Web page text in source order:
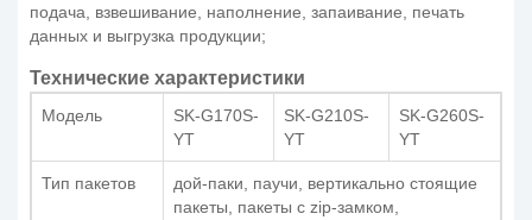
подача, взвешивание, наполнение, запаивание, печать
данных и выгрузка продукции;
Технические характеристики
Модель
SK-G170S-
YT
SK-G210S-
YT
SK-G260S-
YT
Тип пакетов
дой-паки, паучи, вертикально стоящие
пакеты, пакеты с zip-замком,